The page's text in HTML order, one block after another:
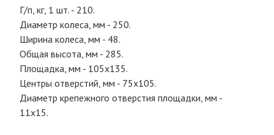
Г/п, кг, 1 шт. - 210.
Диаметр колеса, мм - 250.
Ширина колеса, мм - 48.
Общая высота, мм - 285.
Площадка, мм - 105х135.
Центры отверстий, мм - 75х105.
Диаметр крепежного отверстия площадки, мм -
11х15.